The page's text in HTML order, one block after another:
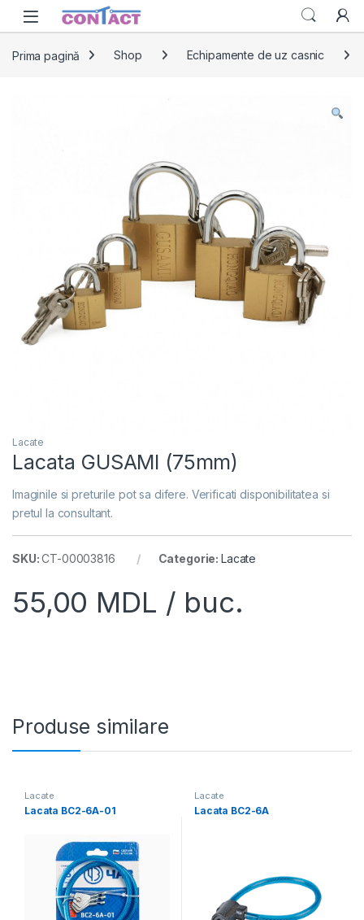
Skip to navigation
Skip to content
Prima pagină Shop Echipamente de uz casnic
Lacate
Lacata GUSAMI (75mm)
Imaginile si preturile pot sa difere. Verificati disponibilitatea si
pretul la consultant.
SKU:CT-00003816 Categorie: Lacate
55,00 MDL / buc.
Produse similare
Lacate
Lacata BC2-6A-01
Lacate
Lacata BC2-6A